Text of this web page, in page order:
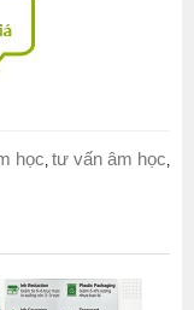
học, tư vấn âm học,